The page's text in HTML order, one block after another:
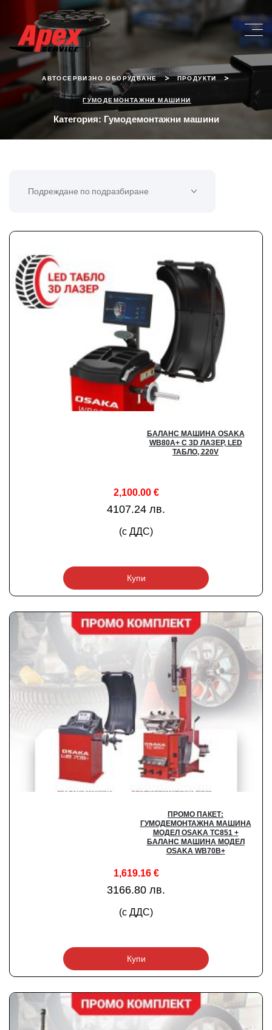
АВТОСЕРВИЗНО ОБОРУДВАНЕ > ПРОДУКТИ >
ГУМОДЕМОНТАЖНИ МАШИНИ
Категория: Гумодемонтажни машини
БАЛАНС МАШИНА OSAKA
WB80A+ С 3D ЛАЗЕР, LED
ТАБЛО, 220V
2,100.00 €
4107.24 лв.
(с ДДС)
Купи
ПРОМО ПАКЕТ:
ГУМОДЕМОНТАЖНА МАШИНА
МОДЕЛ OSAKA TC851 +
БАЛАНС МАШИНА МОДЕЛ
OSAKA WB70B+
1,619.16 €
3166.80 лв.
(с ДДС)
Купи